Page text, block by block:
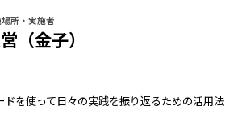
所・実施者
（金子）
ドを使って日々の実践を振り返るための活用法